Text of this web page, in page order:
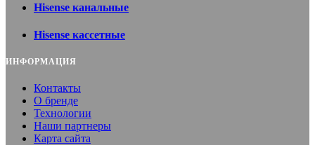
Hisense канальные
Hisense кассетные
ИНФОРМАЦИЯ
Контакты
О бренде
Технологии
Наши партнеры
Карта сайта